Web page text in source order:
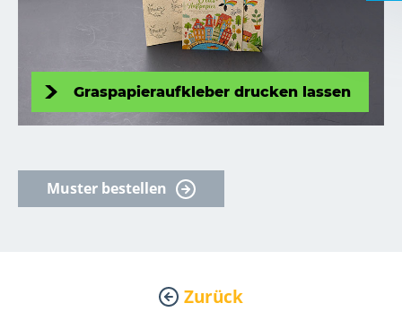
Graspapieraufkleber drucken lassen
Muster bestellen
Zurück